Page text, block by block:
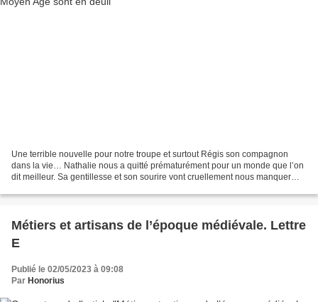
Une terrible nouvelle pour notre troupe et surtout Régis son compagnon
dans la vie… Nathalie nous a quitté prématurément pour un monde que l’on
dit meilleur. Sa gentillesse et son sourire vont cruellement nous manquer…
Métiers et artisans de l’époque médiévale. Lettre
E
Publié le 02/05/2023 à 09:08
Par Honorius